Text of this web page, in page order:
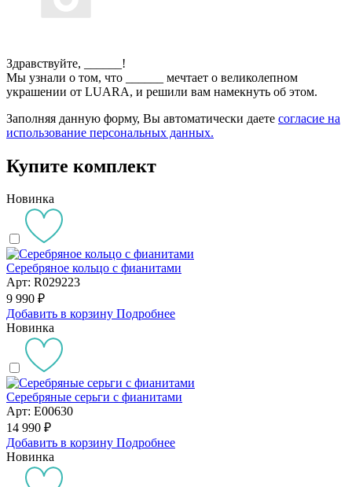
Здравствуйте,
!
Мы узнали о том, что
мечтает о великолепном
украшении от LUARA, и решили вам намекнуть об этом.
Заполняя данную форму, Вы автоматически даете согласие на
использование персональных данных.
Купите комплект
Новинка
Серебряное кольцо с фианитами
Арт: R029223
9 990 ₽
Добавить в корзину Подробнее
Новинка
Серебряные серьги с фианитами
Арт: E00630
14 990 ₽
Добавить в корзину Подробнее
Новинка